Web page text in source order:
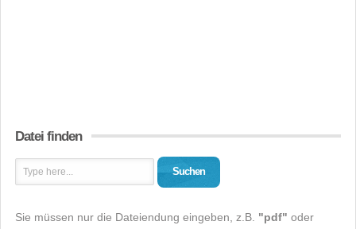
Datei finden
Suchen
Sie müssen nur die Dateiendung eingeben, z.B. "pdf" oder